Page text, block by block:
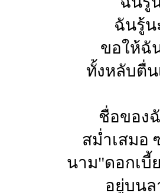
ฉันรู้น
ขอให้ฉั
ทั้งหลับตื่น
ชื่อของ
สม่ำเสมอ
นาม"ดอกเบี้
อยู่บนล